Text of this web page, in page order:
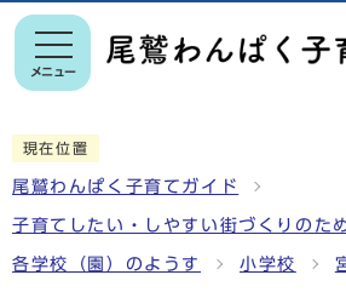
メニュー
現在位置
尾鷲わんぱく子育てガイド
子育てしたい・しやすい街づくりのた
各学校（園）のようす 小学校